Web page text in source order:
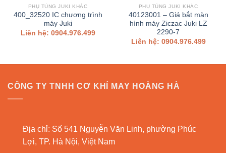
PHỤ TÙNG JUKI KHÁC
400_32520 IC chương trình
máy Juki
Liên hệ: 0904.976.499
PHỤ TÙNG JUKI KHÁC
40123001 – Giá bắt màn
hình máy Ziczac Juki LZ
2290-7
Liên hệ: 0904.976.499
CÔNG TY TNHH CƠ KHÍ MAY HOÀNG HÀ
Địa chỉ: Số 541 Nguyễn Văn Linh, phường Phúc
Lợi, TP. Hà Nội, Việt Nam